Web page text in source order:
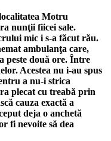
Motru
nunţii fiicei sale.
mic i s-a făcut rău.
ambulanţa care,
peste două ore. Între
Acestea nu i-au spus
a nu-i strica
plecat cu treabă prin
cauza exactă a
deja o anchetă
fi nevoite să dea